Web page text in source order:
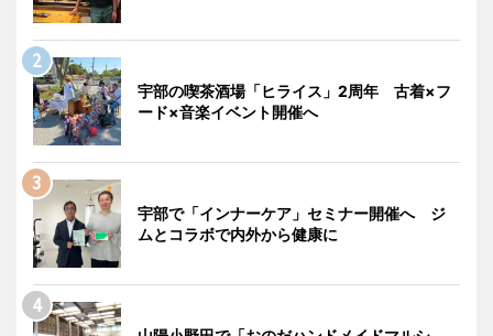
宇部の喫茶酒場「ヒライス」2周年 古着×フ
ード×音楽イベント開催へ
宇部で「インナーケア」セミナー開催へ ジ
ムとコラボで内外から健康に